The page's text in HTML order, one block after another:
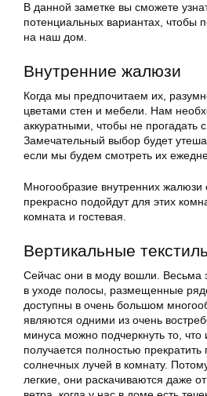
В данной заметке вы сможете
потенциальных вариантах, чтобы
на наш дом.
Внутренние жалюзи
Когда мы предпочитаем их,
цветами стен и мебели. Нам
аккуратными, чтобы не прогадать с
Замечательный выбор будет
если мы будем смотреть их
Многообразие внутренних жалюзи
прекрасно подойдут для этих
комната и гостевая.
Вертикальные
Сейчас они в моду вошли. Весьма
в уходе полосы, размещенные
доступны в очень большом
являются одними из очень
минуса можно подчеркнуть то, что
получается полностью
солнечных лучей в комнату.
легкие, они раскачиваются даже